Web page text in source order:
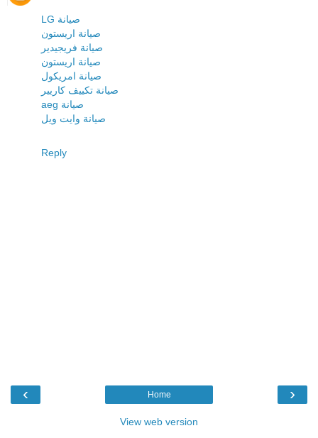
LG صيانة
صيانة اريستون
صيانة فريجيدير
صيانة اريستون
صيانة امريكول
صيانة تكييف كاريير
aeg صيانة
صيانة وايت ويل
Reply
‹ ›
Home
View web version